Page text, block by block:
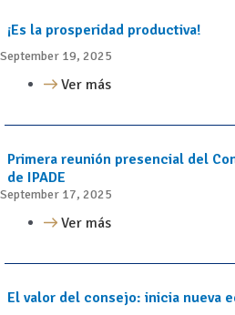
¡Es la prosperidad productiva!
September 19, 2025
Ver más
Primera reunión presencial del
de IPADE
September 17, 2025
Ver más
El valor del consejo: inicia nueva